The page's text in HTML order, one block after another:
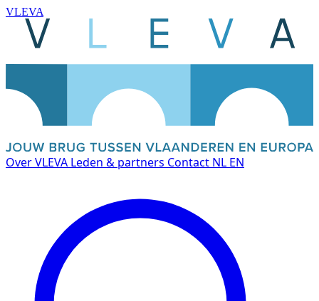
VLEVA
Over VLEVA Leden & partners Contact NL EN